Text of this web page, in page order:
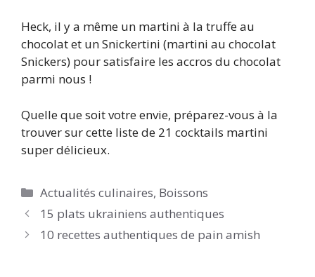
Heck, il y a même un martini à la truffe au
chocolat et un Snickertini (martini au chocolat
Snickers) pour satisfaire les accros du chocolat
parmi nous !
Quelle que soit votre envie, préparez-vous à la
trouver sur cette liste de 21 cocktails martini
super délicieux.
Catégories
Actualités culinaires, Boissons
15 plats ukrainiens authentiques
10 recettes authentiques de pain amish